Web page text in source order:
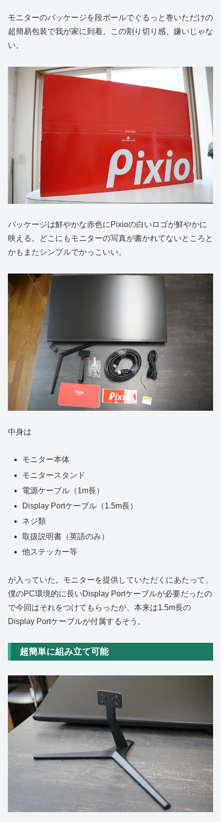
モニターのパッケージを段ボールでぐるっと巻いただけの
超簡易包装で我が家に到着。この割り切り感、嫌いじゃな
い。
パッケージは鮮やかな赤色にPixioの白いロゴが鮮やかに
映える。どこにもモニターの写真が書かれてないところと
かもまたシンプルでかっこいい。
中身は
モニター本体
モニタースタンド
電源ケーブル（1m長）
Display Portケーブル（1.5m長）
ネジ類
取扱説明書（英語のみ）
他ステッカー等
が入っていた。モニターを提供していただくにあたって、
僕のPC環境的に長いDisplay Portケーブルが必要だったの
で今回はそれをつけてもらったが、本来は1.5m長の
Display Portケーブルが付属するそう。
超簡単に組み立て可能